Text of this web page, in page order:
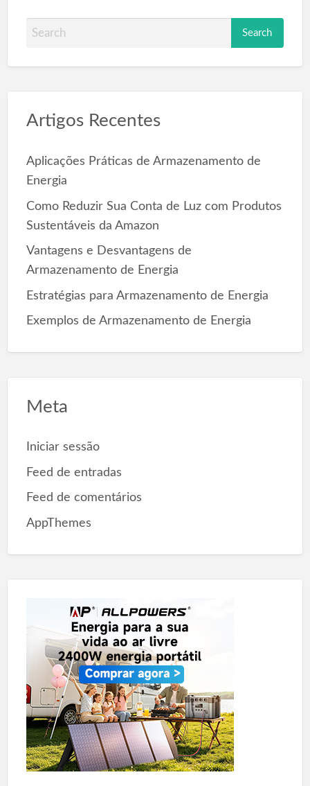
a
h
o
r
Artigos Recentes
Aplicações Práticas de Armazenamento de
Energia
Como Reduzir Sua Conta de Luz com Produtos
Sustentáveis da Amazon
Vantagens e Desvantagens de
Armazenamento de Energia
Estratégias para Armazenamento de Energia
Exemplos de Armazenamento de Energia
Meta
Iniciar sessão
Feed de entradas
Feed de comentários
AppThemes